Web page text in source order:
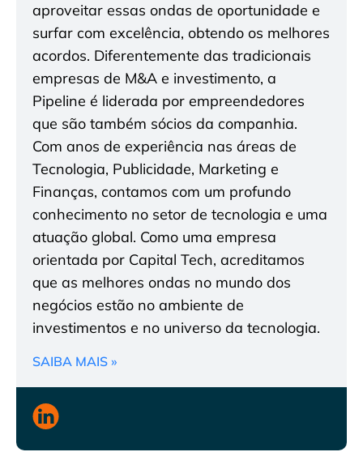
aproveitar essas ondas de oportunidade e
surfar com excelência, obtendo os melhores
acordos. Diferentemente das tradicionais
empresas de M&A e investimento, a
Pipeline é liderada por empreendedores
que são também sócios da companhia.
Com anos de experiência nas áreas de
Tecnologia, Publicidade, Marketing e
Finanças, contamos com um profundo
conhecimento no setor de tecnologia e uma
atuação global. Como uma empresa
orientada por Capital Tech, acreditamos
que as melhores ondas no mundo dos
negócios estão no ambiente de
investimentos e no universo da tecnologia.
SAIBA MAIS »